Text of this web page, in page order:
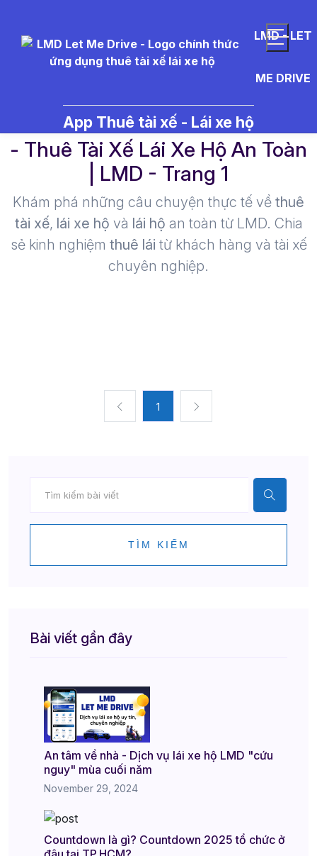
LMD - LET
ME DRIVE
App Thuê tài xế - Lái xe hộ
- Thuê Tài Xế Lái Xe Hộ An Toàn
| LMD - Trang 1​
Khám phá những câu chuyện thực tế về thuê
tài xế, lái xe hộ và lái hộ an toàn từ LMD. Chia
sẻ kinh nghiệm thuê lái từ khách hàng và tài xế
chuyên nghiệp.
1
TÌM KIẾM
Bài viết gần đây
An tâm về nhà - Dịch vụ lái xe hộ LMD "cứu
nguy" mùa cuối năm
November 29, 2024
Countdown là gì? Countdown 2025 tổ chức ở